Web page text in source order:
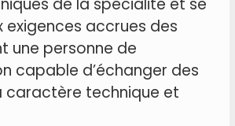
exigences accrues des
une personne de
capable d’échanger des
caractère technique et